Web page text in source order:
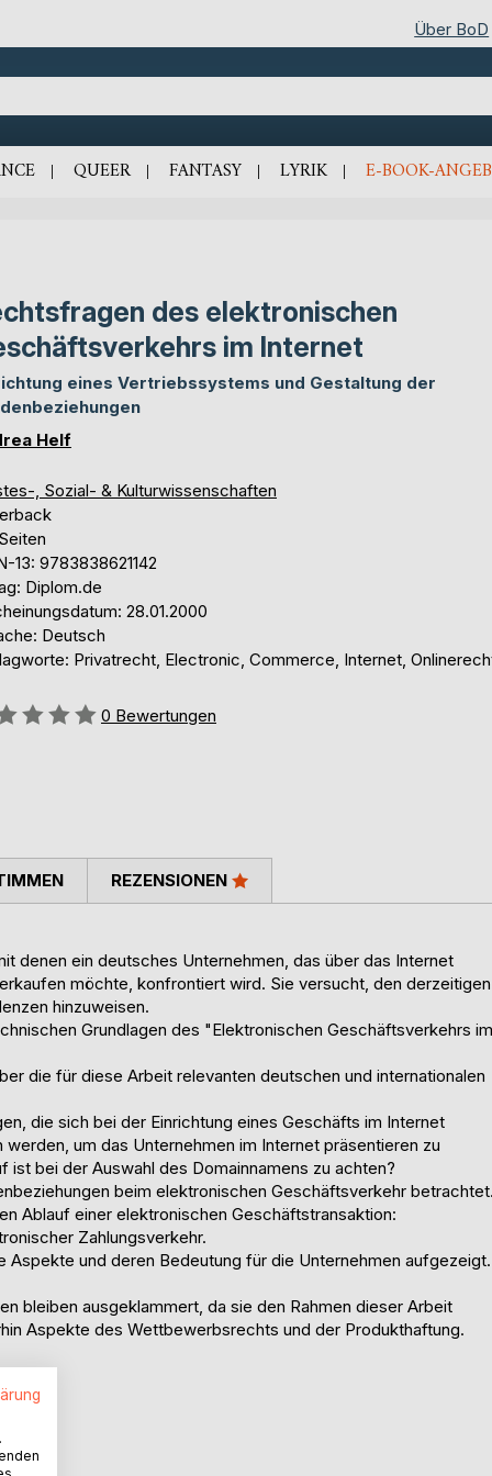
Über BoD
QUEER FANTASY LYRIK E-BOOK-
des elektronischen
im Internet
eines Vertriebssystems und Gestaltung der
Helf
, Sozial- & Kulturwissenschaften
13: 9783838621142
Diplom.de
28.01.2000
Deutsch
Privatrecht, Electronic, Commerce, Internet,
0 Bewertungen
denen ein deutsches Unternehmen, das über das Internet
möchte, konfrontiert wird. Sie versucht, den derzeitigen
hinzuweisen.
Grundlagen des "Elektronischen Geschäftsverkehrs im
die für diese Arbeit relevanten deutschen und internationalen
die sich bei der Einrichtung eines Geschäfts im Internet
um das Unternehmen im Internet präsentieren zu
bei der Auswahl des Domainnamens zu achten?
beim elektronischen Geschäftsverkehr
Ablauf einer elektronischen Geschäftstransaktion:
Zahlungsverkehr.
und deren Bedeutung für die Unternehmen aufgezeigt.
bleiben ausgeklammert, da sie den Rahmen dieser Arbeit
Aspekte des Wettbewerbsrechts und der Produkthaftung.
REZENSIONEN